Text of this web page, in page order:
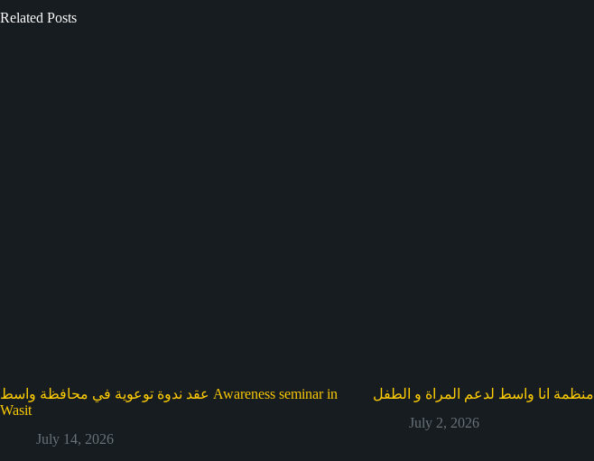
Related Posts
عقد ندوة توعوية في محافظة واسط Awareness seminar in
Wasit
July 14, 2026
منظمة انا واسط لدعم المراة و الطفل
July 2, 2026